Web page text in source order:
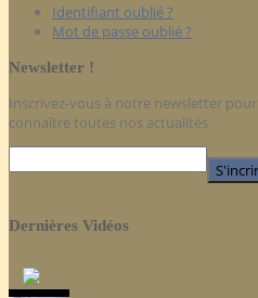
Identifiant oublié ?
Mot de passe oublié ?
Newsletter !
Inscrivez-vous à notre newsletter pour
connaître toutes nos actualités
Dernières Vidéos